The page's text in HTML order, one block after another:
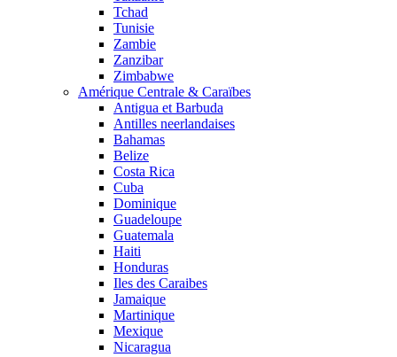
Tchad
Tunisie
Zambie
Zanzibar
Zimbabwe
Amérique Centrale & Caraïbes
Antigua et Barbuda
Antilles neerlandaises
Bahamas
Belize
Costa Rica
Cuba
Dominique
Guadeloupe
Guatemala
Haiti
Honduras
Iles des Caraibes
Jamaique
Martinique
Mexique
Nicaragua